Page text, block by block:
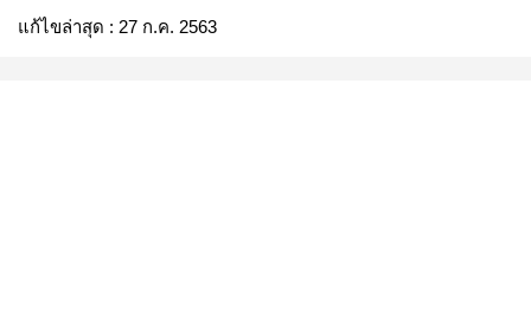
แก้ไขล่าสุด : 27 ก.ค. 2563